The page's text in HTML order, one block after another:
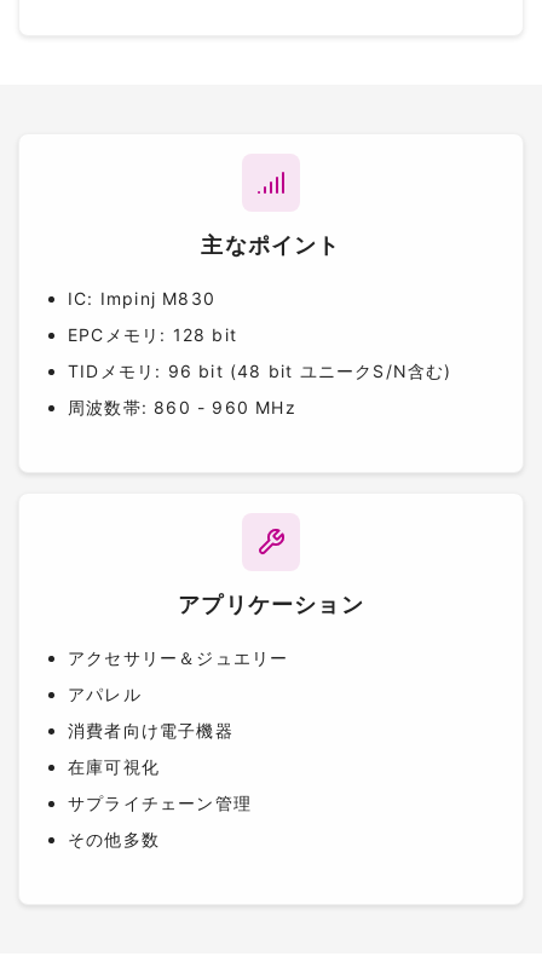
主なポイント
IC: Impinj M830
EPCメモリ: 128 bit
TIDメモリ: 96 bit (48 bit ユニークS/N含む)
周波数帯: 860 - 960 MHz
アプリケーション
アクセサリー＆ジュエリー
アパレル
消費者向け電子機器
在庫可視化
サプライチェーン管理
その他多数